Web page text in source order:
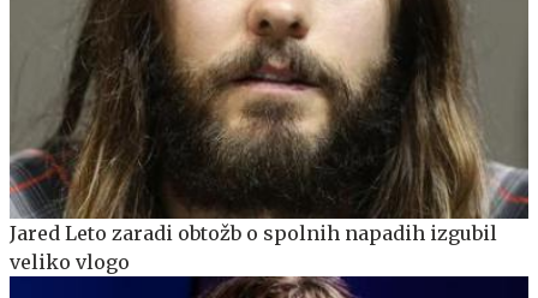
Jared Leto zaradi obtožb o spolnih napadih izgubil
veliko vlogo